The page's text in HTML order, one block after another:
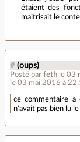
étaient des
maitrisait le
# (oups)
Posté par feth le 03
le 03 mai 2016 à
ce commentaire a
n'avait pas bien lu le